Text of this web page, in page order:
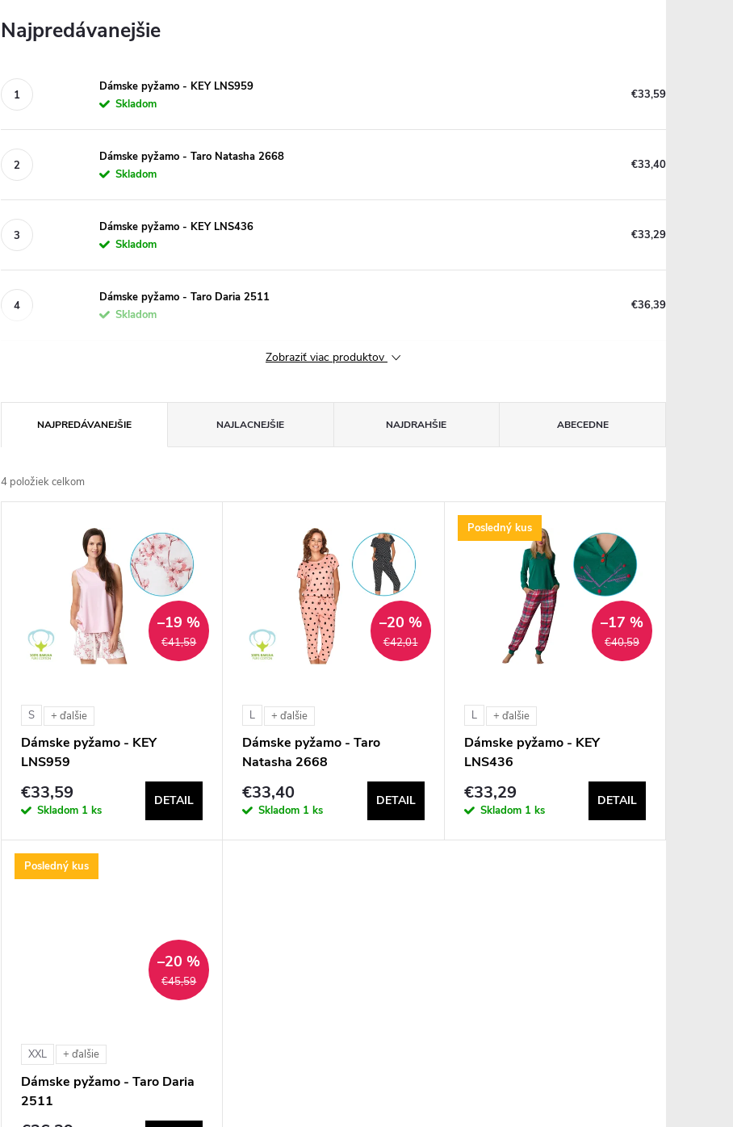
Najpredávanejšie
Dámske pyžamo - KEY LNS959
Skladom
€33,59
Dámske pyžamo - Taro Natasha 2668
Skladom
€33,40
Dámske pyžamo - KEY LNS436
Skladom
€33,29
Dámske pyžamo - Taro Daria 2511
Skladom
€36,39
Zobraziť viac produktov
a
d
u
NAJPREDÁVANEJŠIE NAJLACNEJŠIE NAJDRAHŠIE ABECEDNE
4 položiek celkom
d
u
€41,59
–19 %
S + ďalšie
Dámske pyžamo - KEY
LNS959
€33,59
Skladom 1 ks
DETAIL
€42,01
–20 %
L + ďalšie
Dámske pyžamo - Taro
Natasha 2668
€33,40
Skladom 1 ks
DETAIL
Posledný kus
€40,59
–17 %
L + ďalšie
Dámske pyžamo - KEY
LNS436
€33,29
Skladom 1 ks
DETAIL
Posledný kus
€45,59
–20 %
XXL + ďalšie
Dámske pyžamo - Taro Daria
2511